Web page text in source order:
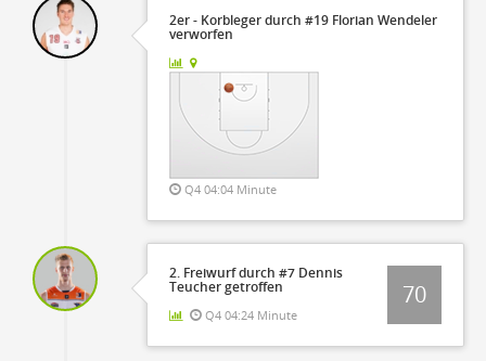
2er - Korbleger durch #19 Florian Wendeler
verworfen
Q4 04:04 Minute
2. Freiwurf durch #7 Dennis
Teucher getroffen
Q4 04:24 Minute
70